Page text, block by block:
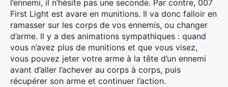
l’ennemi, il n’hésite pas une seconde. Par contre, 007
First Light est avare en munitions. Il va donc falloir en
ramasser sur les corps de vos ennemis, ou changer
d’arme. Il y a des animations sympathiques : quand
vous n’avez plus de munitions et que vous visez,
vous pouvez jeter votre arme à la tête d’un ennemi
avant d’aller l’achever au corps à corps, puis
récupérer son arme et continuer l’action.